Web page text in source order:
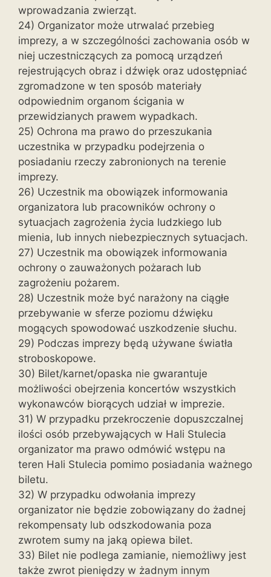
wprowadzania zwierząt.
24) Organizator może utrwalać przebieg
imprezy, a w szczególności zachowania osób w
niej uczestniczących za pomocą urządzeń
rejestrujących obraz i dźwięk oraz udostępniać
zgromadzone w ten sposób materiały
odpowiednim organom ścigania w
przewidzianych prawem wypadkach.
25) Ochrona ma prawo do przeszukania
uczestnika w przypadku podejrzenia o
posiadaniu rzeczy zabronionych na terenie
imprezy.
26) Uczestnik ma obowiązek informowania
organizatora lub pracowników ochrony o
sytuacjach zagrożenia życia ludzkiego lub
mienia, lub innych niebezpiecznych sytuacjach.
27) Uczestnik ma obowiązek informowania
ochrony o zauważonych pożarach lub
zagrożeniu pożarem.
28) Uczestnik może być narażony na ciągłe
przebywanie w sferze poziomu dźwięku
mogących spowodować uszkodzenie słuchu.
29) Podczas imprezy będą używane światła
stroboskopowe.
30) Bilet/karnet/opaska nie gwarantuje
możliwości obejrzenia koncertów wszystkich
wykonawców biorących udział w imprezie.
31) W przypadku przekroczenie dopuszczalnej
ilości osób przebywających w Hali Stulecia
organizator ma prawo odmówić wstępu na
teren Hali Stulecia pomimo posiadania ważnego
biletu.
32) W przypadku odwołania imprezy
organizator nie będzie zobowiązany do żadnej
rekompensaty lub odszkodowania poza
zwrotem sumy na jaką opiewa bilet.
33) Bilet nie podlega zamianie, niemożliwy jest
także zwrot pieniędzy w żadnym innym